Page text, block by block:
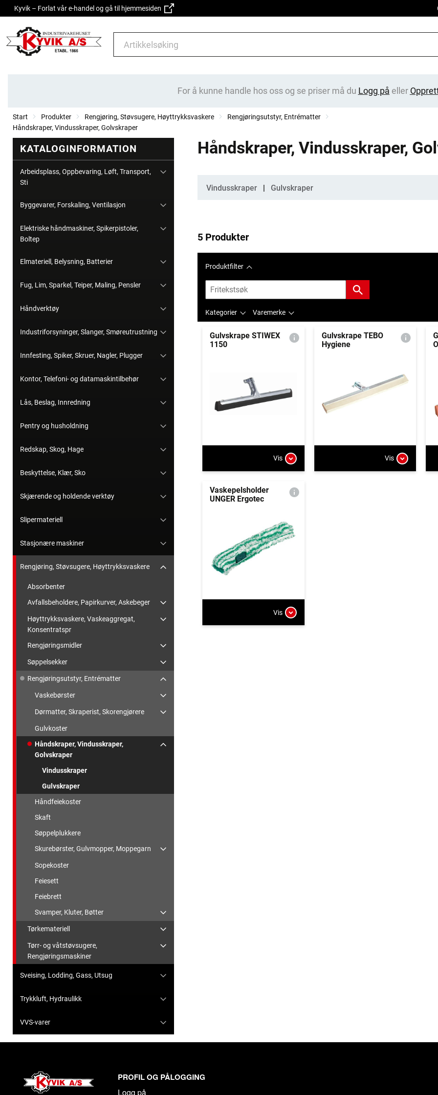
Kyvik – Forlat vår e-handel og gå til hjemmesiden
For å kunne handle hos oss og se priser må du Logg på eller
Start Produkter Rengjøring, Støvsugere, Høyttrykksvaskere
Rengjøringsutstyr, Entrématter
Håndskraper, Vindusskraper, Golvskraper
KATALOGINFORMATION
Arbeidsplass, Oppbevaring, Løft, Transport,
Sti
Byggevarer, Forskaling, Ventilasjon
Elektriske håndmaskiner, Spikerpistoler,
Boltep
Elmateriell, Belysning, Batterier
Fug, Lim, Sparkel, Teiper, Maling, Pensler
Håndverktøy
Industriforsyninger, Slanger, Smøreutrustning
Innfesting, Spiker, Skruer, Nagler, Plugger
Kontor, Telefoni- og datamaskintilbehør
Lås, Beslag, Innredning
Pentry og husholdning
Redskap, Skog, Hage
Beskyttelse, Klær, Sko
Skjærende og holdende verktøy
Slipermateriell
Stasjonære maskiner
Rengjøring, Støvsugere, Høyttrykksvaskere
Absorbenter
Avfallsbeholdere, Papirkurver, Askebeger
Høyttrykksvaskere, Vaskeaggregat,
Konsentratspr
Rengjøringsmidler
Søppelsekker
Rengjøringsutstyr, Entrématter
Vaskebørster
Dørmatter, Skraperist, Skorengjørere
Gulvkoster
Håndskraper, Vindusskraper,
Golvskraper
Vindusskraper
Gulvskraper
Håndfeiekoster
Skaft
Søppelplukkere
Skurebørster, Gulvmopper, Moppegarn
Sopekoster
Feiesett
Feiebrett
Svamper, Kluter, Bøtter
Tørkemateriell
Tørr- og våtstøvsugere,
Rengjøringsmaskiner
Sveising, Lodding, Gass, Utsug
Trykkluft, Hydraulikk
VVS-varer
Håndskraper, Vindusskraper,
Kategorier
Vindusskraper Gulvskraper
5 Produkter
Produktfilter
Kategorier Varemerke
Gulvskrape STIWEX
1150
Vis
Gulvskrape TEBO
Hygiene
Vis
Vaskepelsholder
UNGER Ergotec
Vis
PROFIL OG PÅLOGGING
Logg på